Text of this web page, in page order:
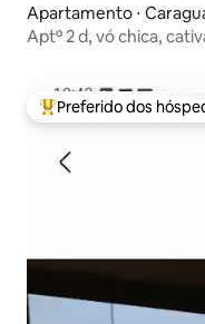
Apartamento ⋅
Aptº 2 d, vó chica,
Entre os melhores
Preferido dos